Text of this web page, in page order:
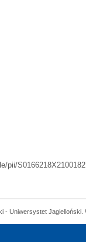
pii/
- Uniwersystet